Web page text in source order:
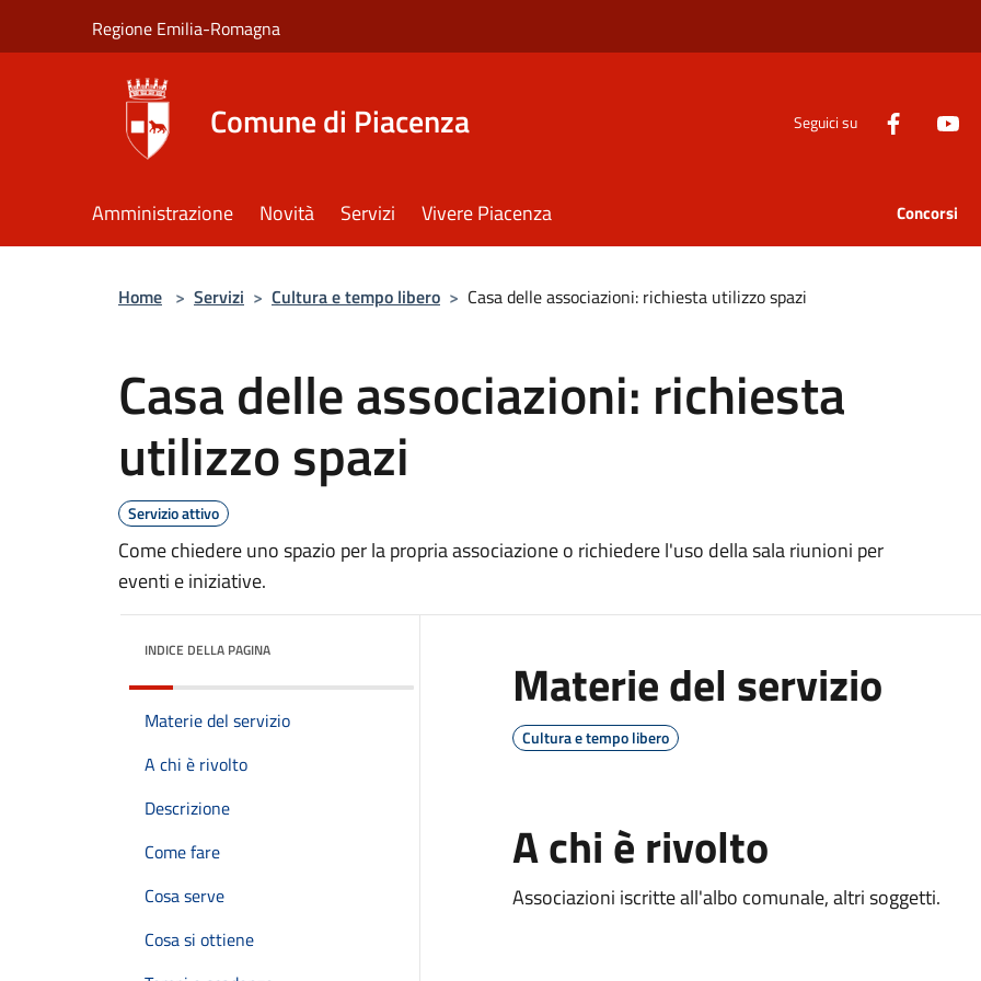
Regione Emilia-Romagna
Comune di Piacenza Seguici su
Amministrazione Novità Servizi Vivere Piacenza Concorsi
Home > Servizi > Cultura e tempo libero > Casa delle associazioni: richiesta utilizzo spazi
Casa delle associazioni: richiesta
utilizzo spazi
Servizio attivo
Come chiedere uno spazio per la propria associazione o richiedere l'uso della sala riunioni per
eventi e iniziative.
INDICE DELLA PAGINA
Materie del servizio
A chi è rivolto
Descrizione
Come fare
Cosa serve
Cosa si ottiene
Materie del servizio
Cultura e tempo libero
A chi è rivolto
Associazioni iscritte all'albo comunale, altri soggetti.